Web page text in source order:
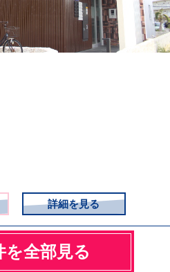
詳細を見る
を全部見る